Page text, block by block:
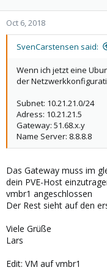
Oct 6, 2018
SvenCarstensen said:
Wenn ich jetzt eine
der
Subnet: 10.21.21.0/24
Adress: 10.21.21.5
Gateway: 51.68.x.y
Name Server: 8.8.8.8
Das Gateway muss im
dein PVE-Host
vmbr1 angeschlossen
Der Rest sieht auf den
Viele Grüße
Lars
Edit: VM auf vmbr1